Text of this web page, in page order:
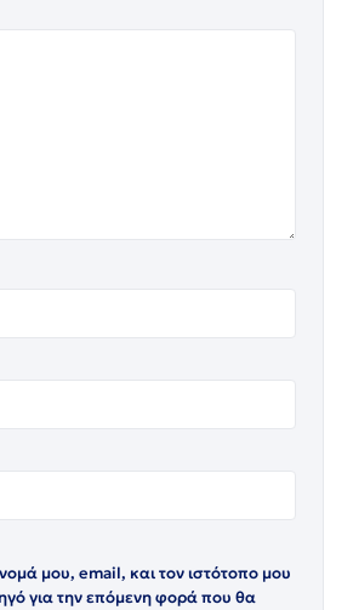
μου, email, και τον ιστότοπο μου
για την επόμενη φορά που θα